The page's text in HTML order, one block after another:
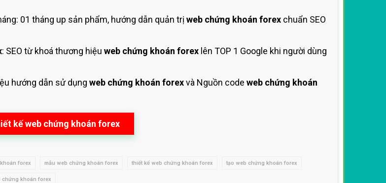
01 tháng up sản phẩm, hướng dẫn quản trị web chứng khoán forex chuẩn SEO
: SEO từ khoá thương hiệu web chứng khoán forex lên TOP 1 Google khi người dùng
hướng dẫn sử dụng web chứng khoán forexvà Nguồn code web chứng khoán
kế web chứng khoán forex
forex mẫu web chứng khoán forex thiết kế web chứng khoán forex tạo web chứng khoán forex
chứng khoán forex